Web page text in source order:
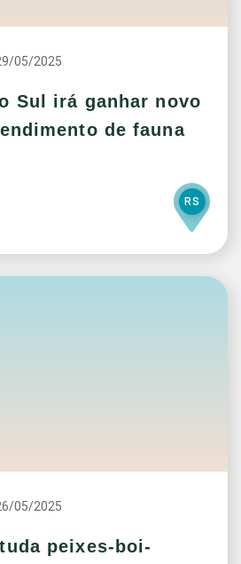
05/2025
Sul irá ganhar novo
de fauna
RS
05/2025
peixes-boi-